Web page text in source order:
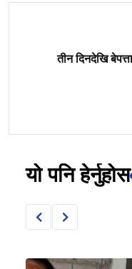
तीन दिनदेखि
यो पनि हेर्नुहोस